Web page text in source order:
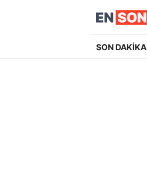
SON DAKİKA